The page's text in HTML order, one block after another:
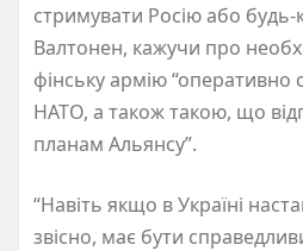
стримувати Росію або будь-
Валтонен, кажучи про
фінську армію “оперативно
НАТО, а також такою, що
планам Альянсу”.
“Навіть якщо в Україні
звісно, має бути